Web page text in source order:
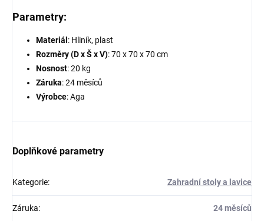
Parametry:
Materiál : Hliník, plast
Rozměry (D x Š x V): 70 x 70 x 70 cm
Nosnost: 20 kg
Záruka: 24 měsíců
Výrobce: Aga
Doplňkové parametry
Kategorie: Zahradní stoly a lavice
Záruka: 24 měsíců